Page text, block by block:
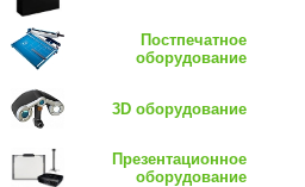
Постпечатное
оборудование
3D оборудование
Презентационное
оборудование